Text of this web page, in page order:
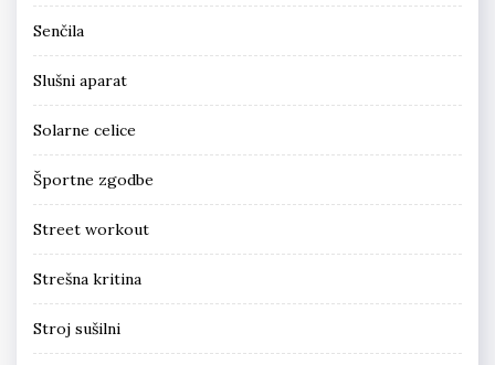
Senčila
Slušni aparat
Solarne celice
Športne zgodbe
Street workout
Strešna kritina
Stroj sušilni